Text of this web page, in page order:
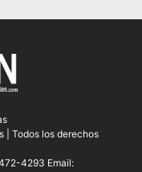
| Todos los derechos
4293 Email: